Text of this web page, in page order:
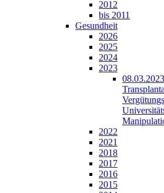
2012
bis 2011
Gesundheit
2026
2025
2024
2023
2022
2021
2018
2017
2016
2015